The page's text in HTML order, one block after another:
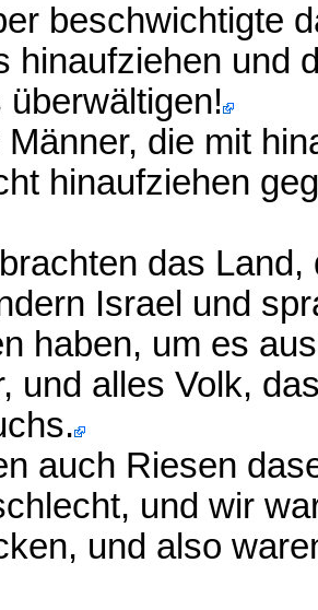
beschwichtigte
hinaufziehen und
überwältigen!
die mit
hinaufziehen
das
Israel und
haben, um es
und alles Volk,
auch Riesen
und wir
und also